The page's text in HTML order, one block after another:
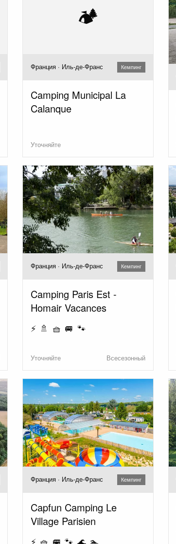
🏕️
Франция · Иль-де-Франс Кемпинг
Camping Municipal La
Calanque
Уточняйте
Франция · Иль-де-Франс Кемпинг
Camping Paris Est -
Homair Vacances
⚡ 🚿 🧺 🚐 🐾
Уточняйте Всесезонный
Франция · Иль-де-Франс Кемпинг
Capfun Camping Le
Village Parisien
⚡ 🧺 🚐 🐾 🌊 🏊